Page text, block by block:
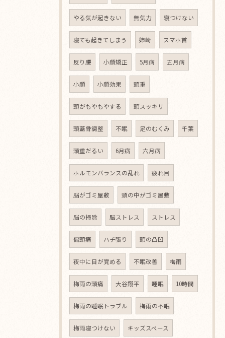
やる気が起きない 無気力 寝つけない
寝ても起きてしまう 姉崎 スマホ首
反り腰 小顔矯正 5月病 五月病
小顔 小顔効果 頭重
頭がもやもやする 頭スッキリ
頭蓋骨調整 不眠 足のむくみ 千葉
頭重だるい 6月病 六月病
ホルモンバランスの乱れ 疲れ目
脳がゴミ屋敷 頭の中がゴミ屋敷
脳の掃除 脳ストレス ストレス
偏頭痛 ハチ張り 頭の凸凹
夜中に目が覚める 不眠改善 梅雨
梅雨の頭痛 大谷翔平 睡眠 10時間
梅雨の睡眠トラブル 梅雨の不眠
梅雨寝つけない キッズスペース